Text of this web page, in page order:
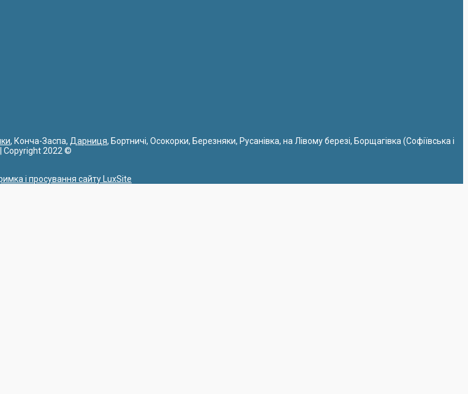
, Конча-Заспа, Дарниця, Бортничі, Осокорки, Березняки, Русанівка, на Лівому березі, Борщагівка (Софіївська і
| Copyright 2022 ©
і просування сайту LuxSite